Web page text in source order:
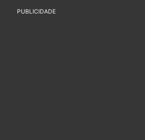
PUBLICIDADE